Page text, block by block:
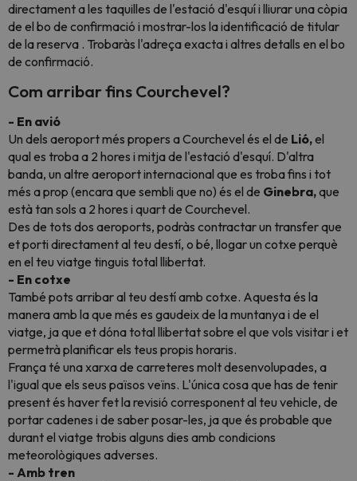
directament a les taquilles de l'estació d'esquí i lliurar una còpia
de el bo de confirmació i mostrar-los la identificació de titular
de la reserva . Trobaràs l'adreça exacta i altres detalls en el bo
de confirmació.
Com arribar fins Courchevel?
- En avió
Un dels aeroport més propers a Courchevel és el de Lió,el
qual es troba a 2 hores i mitja de l'estació d'esquí. D'altra
banda, un altre aeroport internacional que es troba fins i tot
més a prop (encara que sembli que no) és el de Ginebra,que
està tan sols a 2 hores i quart de Courchevel.
Des de tots dos aeroports, podràs contractar un transfer que
et porti directament al teu destí, o bé, llogar un cotxe perquè
en el teu viatge tinguis total llibertat.
- En cotxe
També pots arribar al teu destí amb cotxe. Aquesta és la
manera amb la que més es gaudeix de la muntanya i de el
viatge, ja que et dóna total llibertat sobre el que vols visitar i et
permetrà planificar els teus propis horaris.
França té una xarxa de carreteres molt desenvolupades, a
l'igual que els seus països veïns. L'única cosa que has de tenir
present és haver fet la revisió corresponent al teu vehicle, de
portar cadenes i de saber posar-les, ja que és probable que
durant el viatge trobis alguns dies amb condicions
meteorològiques adverses.
- Amb tren